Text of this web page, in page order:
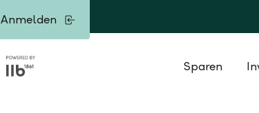
Anmelden
Sparen